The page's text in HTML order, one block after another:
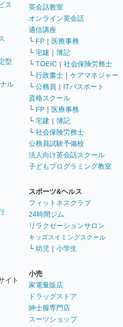
ス
型
ル
イト
英会話教室
オンライン英会話
通信講座
└ FP ｜ 医療事務
└ 宅建 ｜ 簿記
└ TOEIC ｜ 社会保険労務士
└ 行政書士 ｜ ケアマネジャー
└ 公務員 ｜ ITパスポート
資格スクール
└ FP ｜ 医療事務
└ 宅建 ｜ 簿記
└ 社会保険労務士
公務員試験予備校
法人向け英会話スクール
子どもプログラミング教室
スポーツ&ヘルス
フィットネスクラブ
24時間ジム
リラクゼーションサロン
キッズスイミングスクール
└ 幼児 ｜ 小学生
小売
家電量販店
ドラッグストア
紳士服専門店
スーツショップ